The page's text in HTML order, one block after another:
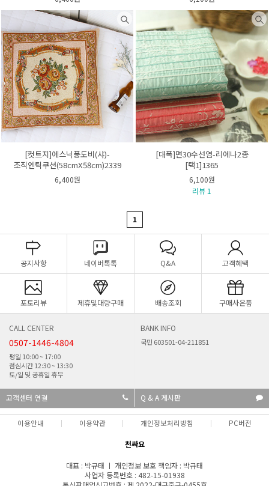
[컷트지]에스닉풍도비(샤)-
조직엔틱쿠션(58cmX58cm)2339
6,400원
[대폭]면30수선염-리에나2종
[택1]1365
6,100원
리뷰 1
1
공지사항 네이버톡톡 Q&A 고객혜택
포토리뷰 제휴및대량구매 배송조회 구매사은품
CALL CENTER
0507-1446-4804
평일 10:00 ~ 17:00
점심시간 12:30 ~ 13:30
토/일 및 공휴일 휴무
BANK INFO
국민 603501-04-211851
고객센터 연결 Q & A 게시판
이용안내 이용약관 개인정보처리방침 PC버전
천싸요
대표 : 박규태 ㅣ 개인정보 보호 책임자 : 박규태
사업자 등록번호 : 482-15-01938